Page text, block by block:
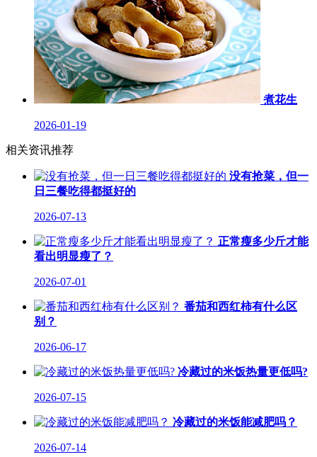
煮花生
2026-01-19
相关资讯推荐
没有抢菜，但一
日三餐吃得都挺好的
2026-07-13
正常瘦多少斤才能
看出明显瘦了？
2026-07-01
番茄和西红柿有什么区
别？
2026-06-17
冷藏过的米饭热量更低吗?
2026-07-15
冷藏过的米饭能减肥吗？
2026-07-14